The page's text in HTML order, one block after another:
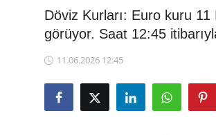
Kripto Paralar
Çeviriciler
TCMB Kurları
Döviz Kurları: Euro kuru
görüyor. Saat 12:45
11.06.2026 12:45